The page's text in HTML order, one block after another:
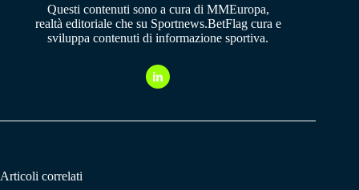
Questi contenuti sono a cura di MMEuropa,
realtà editoriale che su Sportnews.BetFlag cura e
sviluppa contenuti di informazione sportiva.
Articoli correlati